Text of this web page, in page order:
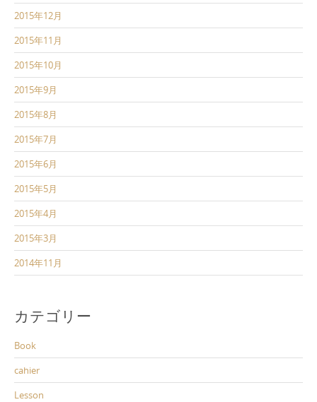
2015年12月
2015年11月
2015年10月
2015年9月
2015年8月
2015年7月
2015年6月
2015年5月
2015年4月
2015年3月
2014年11月
カテゴリー
Book
cahier
Lesson